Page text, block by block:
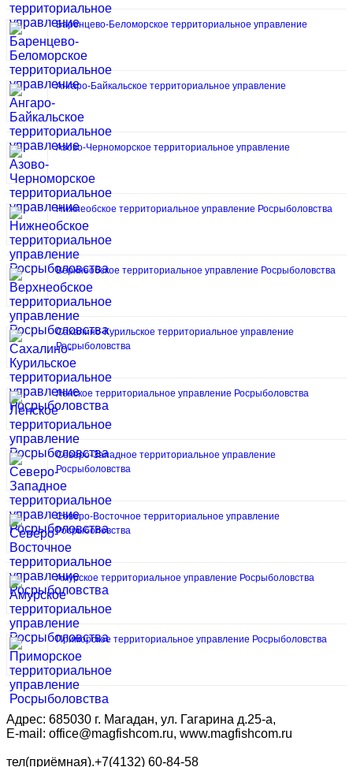
Баренцево-Беломорское территориальное управление
Ангаро-Байкальское территориальное управление
Азово-Черноморское территориальное управление
Нижнеобское территориальное управление Росрыболовства
Верхнеобское территориальное управление Росрыболовства
Сахалино-Курильское территориальное управление
Росрыболовства
Ленское территориальное управление Росрыболовства
Северо-Западное территориальное управление
Росрыболовства
Северо-Восточное территориальное управление
Росрыболовства
Амурское территориальное управление Росрыболовства
Приморское территориальное управление Росрыболовства
Адрес: 685030 г. Магадан, ул. Гагарина д.25-а,
E-mail: office@magfishcom.ru, www.magfishcom.ru
тел(приёмная).+7(4132) 60-84-58